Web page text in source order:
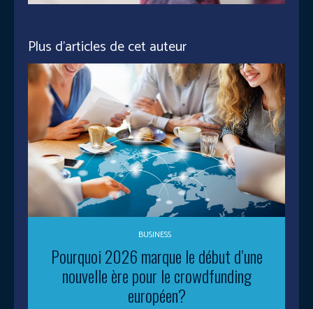
Plus d'articles de cet auteur
BUSINESS
Pourquoi 2026 marque le début d’une
nouvelle ère pour le crowdfunding
européen?